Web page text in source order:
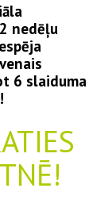
nedēļu
6 slaiduma